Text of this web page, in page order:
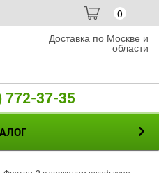
0
Доставка по Москве и
области
772-37-35